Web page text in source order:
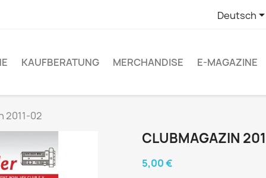
Deutsch
KAUFBERATUNG MERCHANDISE E-MAGAZINE
2011-02
CLUBMAGAZIN
5,00 €